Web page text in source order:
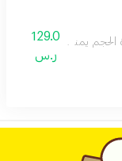
يمنحك تصميم وايا
129.0
ر.س